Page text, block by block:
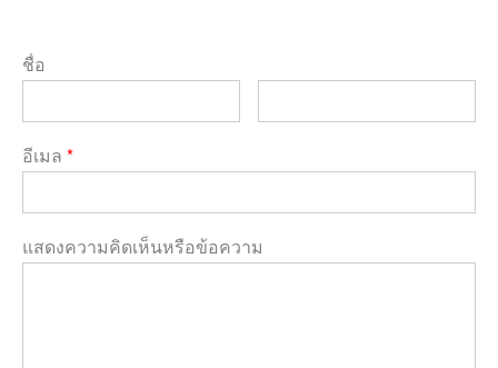
ชื่อ
อีเมล *
แสดงความคิดเห็นหรือข้อความ